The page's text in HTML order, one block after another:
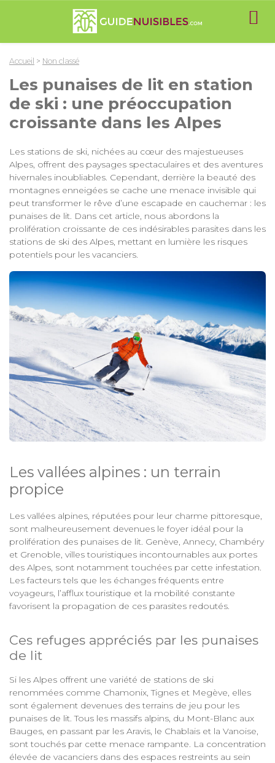
Accueil > Non classé
Les punaises de lit en station
de ski : une préoccupation
croissante dans les Alpes
Les stations de ski, nichées au cœur des majestueuses
Alpes, offrent des paysages spectaculaires et des aventures
hivernales inoubliables. Cependant, derrière la beauté des
montagnes enneigées se cache une menace invisible qui
peut transformer le rêve d’une escapade en cauchemar : les
punaises de lit. Dans cet article, nous abordons la
prolifération croissante de ces indésirables parasites dans les
stations de ski des Alpes, mettant en lumière les risques
potentiels pour les vacanciers.
Les vallées alpines : un terrain
propice
Les vallées alpines, réputées pour leur charme pittoresque,
sont malheureusement devenues le foyer idéal pour la
prolifération des punaises de lit. Genève, Annecy, Chambéry
et Grenoble, villes touristiques incontournables aux portes
des Alpes, sont notamment touchées par cette infestation.
Les facteurs tels que les échanges fréquents entre
voyageurs, l’afflux touristique et la mobilité constante
favorisent la propagation de ces parasites redoutés.
Ces refuges appréciés par les punaises
de lit
Si les Alpes offrent une variété de stations de ski
renommées comme Chamonix, Tignes et Megève, elles
sont également devenues des terrains de jeu pour les
punaises de lit. Tous les massifs alpins, du Mont-Blanc aux
Bauges, en passant par les Aravis, le Chablais et la Vanoise,
sont touchés par cette menace rampante. La concentration
élevée de vacanciers dans des espaces restreints au sein